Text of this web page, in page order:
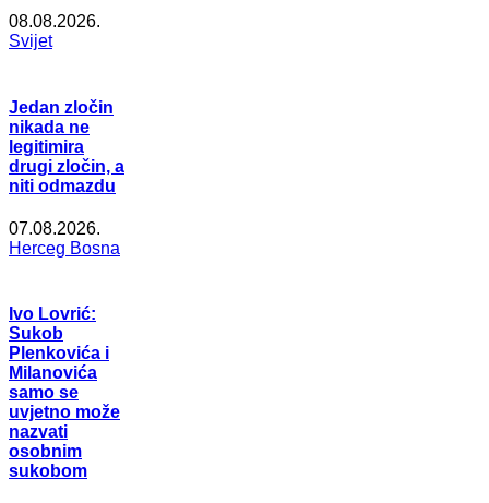
08.08.2026.
Svijet
Jedan zločin
nikada ne
legitimira
drugi zločin, a
niti odmazdu
07.08.2026.
Herceg Bosna
Ivo Lovrić:
Sukob
Plenkovića i
Milanovića
samo se
uvjetno može
nazvati
osobnim
sukobom